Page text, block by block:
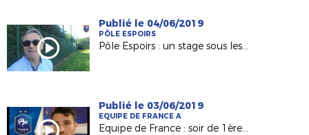
Publié le 04/06/2019
PÔLE ESPOIRS
Pôle Espoirs : un stage sous les yeux de Raynald Denoueix
Publié le 03/06/2019
EQUIPE DE FRANCE A
Equipe de France : soir de 1ère pour Léo Dubois !